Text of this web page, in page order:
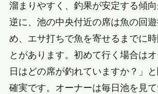
溜まりやすく、釣果が安定する傾向
逆に、池の中央付近の席は魚の回
め、エサ打ちで魚を寄せるまでに
とがあります。初めて行く場合は
日はどの席が釣れていますか？」
確実です。オーナーは毎日池を見